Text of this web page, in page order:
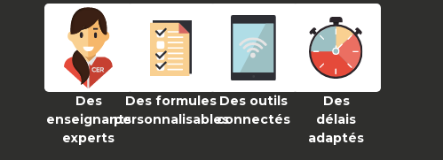
Des
enseignants
experts
Des formules
personnalisables
Des outils
connectés
Des
délais
adaptés